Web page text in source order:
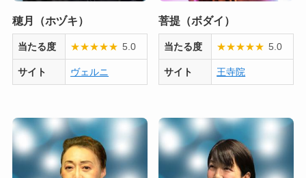
穂月（ホヅキ）
当たる度 ★★★★★ 5.0
サイト ヴェルニ
菩提（ボダイ）
当たる度 ★★★★★ 5.0
サイト 王寺院